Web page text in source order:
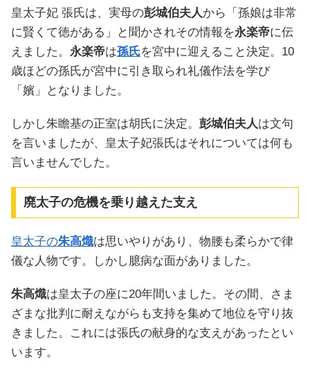
皇太子妃 張氏は、実母の彭城伯夫人から「孫娘は非常
に賢くて徳がある」と聞かされその情報を永楽帝に伝
えました。 永楽帝は孫氏を宮中に迎えること決定。10
歳ほどの孫氏が宮中に引き取られ礼儀作法を学び
「嬪」となりました。
しかし朱瞻基の正室は胡氏に決定。 彭城伯夫人は文句
を言いましたが、皇太子妃張氏はそれについては何も
言いませんでした。
廃太子の危機を乗り越えた支え
皇太子の朱高熾は思いやりがあり、物腰も柔らかで律
儀な人物です。しかし臆病な面がありました。
朱高熾は皇太子の座に20年間いました。その間、さま
ざまな批判に耐えながらも支持を集めて地位を守り抜
きました。これには張氏の献身的な支えがあったとい
います。